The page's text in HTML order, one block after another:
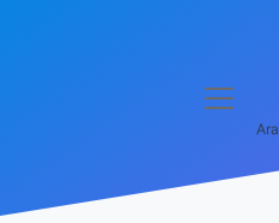
menüyü